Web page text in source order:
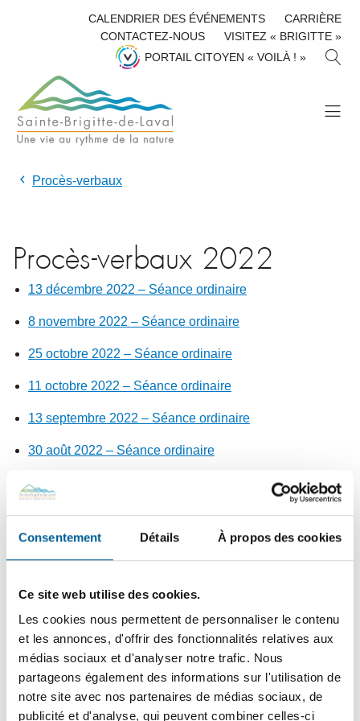
Consentement Détails À propos des cookies
Ce site web utilise des cookies.
Les cookies nous permettent de personnaliser le contenu
et les annonces, d'offrir des fonctionnalités relatives aux
médias sociaux et d'analyser notre trafic. Nous
partageons également des informations sur l'utilisation de
notre site avec nos partenaires de médias sociaux, de
publicité et d'analyse, qui peuvent combiner celles-ci
CALENDRIER DES ÉVÉNEMENTS
CARRIÈRE
CONTACTEZ-NOUS
VISITEZ « BRIGITTE »
PORTAIL CITOYEN « VOILÀ ! »
H
Procès-verbaux
Procès-verbaux 2022
13 décembre 2022 – Séance ordinaire
8 novembre 2022 – Séance ordinaire
25 octobre 2022 – Séance ordinaire
11 octobre 2022 – Séance ordinaire
13 septembre 2022 – Séance ordinaire
30 août 2022 – Séance ordinaire
8 août 2022 – Séance extraordinaire
12 juillet 2022 – Séance ordinaire
14 juin 2022 – Séance ordinaire
12 avril 2022 – Séance ordinaire
22 mars 2022 – Séance ordinaire
28 février 2022 – Séance extraordinaire